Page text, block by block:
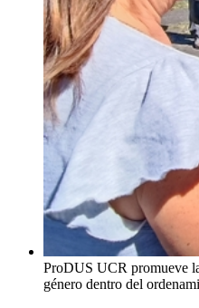
ProDUS UCR promueve
género dentro del